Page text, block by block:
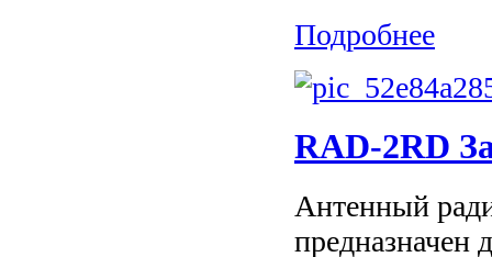
Подробнее
RAD-2RD
Антенный
предназначен